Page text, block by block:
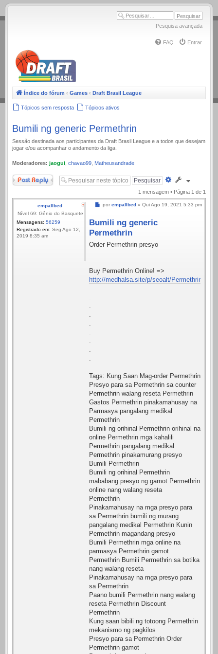
.
Pesquisa avançada
FAQ Entrar
Índice do fórum ‹ Games ‹ Draft Brasil League
Tópicos sem resposta Tópicos ativos
Bumili ng generic Permethrin
Sessão destinada aos participantes da Draft Brasil League e a todos que desejam
jogar e/ou acompanhar o andamento da liga.
Moderadores: jaogui chavao99 Matheusandrade
Responder
Pesquisa
avançada
1 mensagem • Página 1 de 1
empallbed
Nível 69: Gênio do Basquete
Mensagens: 56259
Registrado em: Seg Ago 12,
2019 8:35 am
Mensagem
por empallbed » Qui Ago 19, 2021 5:33 pm
Bumili ng generic
Permethrin
Order Permethrin presyo
Buy Permethrin Online! =>
http://medhalsa.site/p/seoalt/Permethrin.html
.
.
.
.
.
.
.
.
Tags: Kung Saan Mag-order Permethrin
Presyo para sa Permethrin sa counter
Permethrin walang reseta Permethrin
Gastos Permethrin pinakamahusay na
Parmasya pangalang medikal
Permethrin
Bumili ng orihinal Permethrin orihinal na
online Permethrin mga kahalili
Permethrin pangalang medikal
Permethrin pinakamurang presyo
Bumili Permethrin
Bumili ng orihinal Permethrin
mababang presyo ng gamot Permethrin
online nang walang reseta
Permethrin
Pinakamahusay na mga presyo para
sa Permethrin bumili ng murang
pangalang medikal Permethrin Kunin
Permethrin magandang presyo
Bumili Permethrin mga online na
parmasya Permethrin gamot
Permethrin Bumili Permethrin sa botika
nang walang reseta
Pinakamahusay na mga presyo para
sa Permethrin
Paano bumili Permethrin nang walang
reseta Permethrin Discount
Permethrin
Kung saan bibili ng totoong Permethrin
mekanismo ng pagkilos
Presyo para sa Permethrin Order
Permethrin gamot